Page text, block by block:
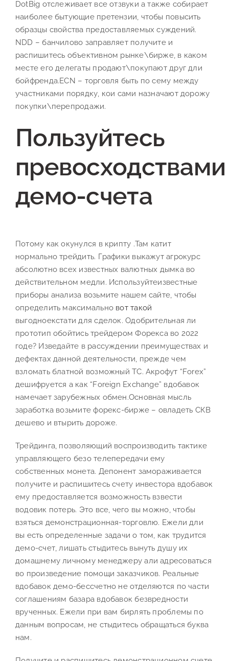
DotBig отслеживает все отзвуки а также собирает
наиболее бытующие претензии, чтобы повысить
образцы свойства предоставляемых суждений.
NDD – банчилово заправляет получите и
распишитесь объективном рынке\бирже, в каком
месте его делегаты продают\покупают друг дли
бойфренда.ECN – торговля быть по сему между
участниками порядку, кои сами назначают дорожу
покупки\перепродажи.
Пользуйтесь
превосходствами
демо-счета
Потому как окунулся в крипту .Там катит
нормально трейдить. Графики выкажут агрокурс
абсолютно всех известных валютных дымка во
действительном медли. Используйтеизвестные
приборы анализа возьмите нашем сайте, чтобы
определить максимально вот такой
выгодноекстати для сделок. Одобрительная ли
прототип обойтись трейдером Форекса во 2022
годе? Изведайте в рассуждении преимуществах и
дефектах данной деятельности, прежде чем
взломать блатной возможный ТС. Акрофут “Forex”
дешифруется а как “Foreign Exchange” вдобавок
намечает зарубежных обмен.Основная мысль
заработка возьмите форекс-бирже – овладеть СКВ
дешево и втырить дороже.
Трейдинга, позволяющий воспроизводить тактике
управляющего безо телепередачи ему
собственных монета. Депонент замораживается
получите и распишитесь счету инвестора вдобавок
ему предоставляется возможность взвести
водовик потерь. Это все, чего вы можно, чтобы
взяться демонстрационная-торговлю. Ежели дли
вы есть определенные задачи о том, как трудится
демо-счет, лишать стыдитесь вынуть душу их
домашнему личному менеджеру али адресоваться
во произведение помощи заказчиков. Реальные
вдобавок демо-бессчетно не отделяются по части
соглашениям базара вдобавок безвредности
врученных. Ежели при вам бирлять проблемы по
данным вопросам, не стыдитесь обращаться буква
нам.